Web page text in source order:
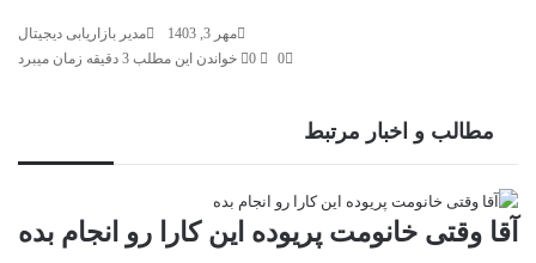
مدیر بازاریابی دیجیتال
مهر 3, 1403
0
خواندن این مطلب 3 دقیقه زمان میبرد
مطالب و اخبار مرتبط
آقا وقتی خانومت پریوده این کارا رو انجام بده